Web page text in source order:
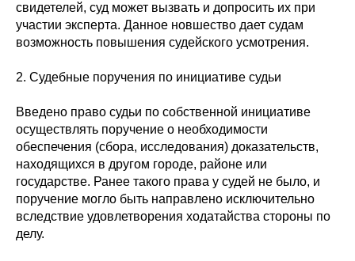
свидетелей, суд может вызвать и допросить их при
участии эксперта. Данное новшество дает судам
возможность повышения судейского усмотрения.
2. Судебные поручения по инициативе судьи
Введено право судьи по собственной инициативе
осуществлять поручение о необходимости
обеспечения (сбора, исследования) доказательств,
находящихся в другом городе, районе или
государстве. Ранее такого права у судей не было, и
поручение могло быть направлено исключительно
вследствие удовлетворения ходатайства стороны по
делу.